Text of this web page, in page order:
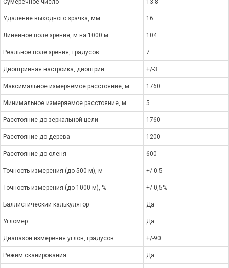
Сумеречное число 13.8
Удаление выходного зрачка, мм 16
Линейное поле зрения, м на 1000 м 104
Реальное поле зрения, градусов 7
Диоптрийная настройка, диоптрии +/-3
Максимальное измеряемое расстояние, м 1760
Минимальное измеряемое расстояние, м 5
Расстояние до зеркальной цели 1760
Расстояние до дерева 1200
Расстояние до оленя 600
Точность измерения (до 500 м), м +/-0.5
Точность измерения (до 1000 м), % +/-0,5%
Баллистический калькулятор Да
Угломер Да
Диапазон измерения углов, градусов +/-90
Режим сканирования Да